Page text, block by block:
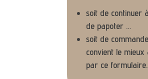
soit de continuer
de papoter …
soit de
convient le
par ce formulaire.